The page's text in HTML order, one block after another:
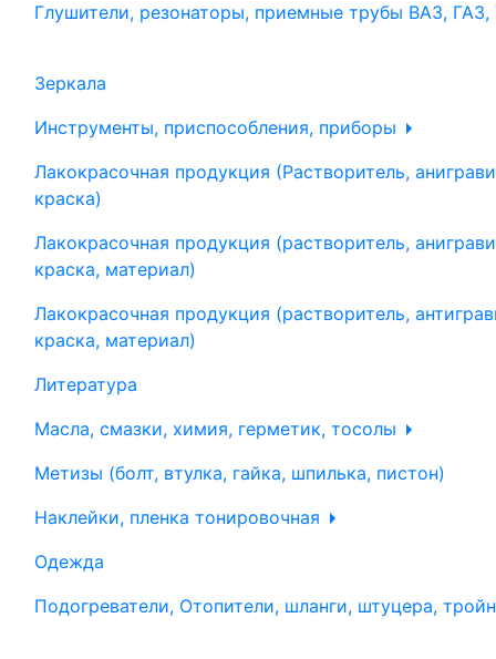
Глушители, резонаторы, приемные трубы ВАЗ, ГАЗ,
Зеркала
Инструменты, приспособления, приборы
Лакокрасочная продукция (Растворитель,
краска)
Лакокрасочная продукция (растворитель,
краска, материал)
Лакокрасочная продукция (растворитель,
краска, материал)
Литература
Масла, смазки, химия, герметик, тосолы
Метизы (болт, втулка, гайка, шпилька, пистон)
Наклейки, пленка тонировочная
Одежда
Подогреватели, Отопители, шланги, штуцера,